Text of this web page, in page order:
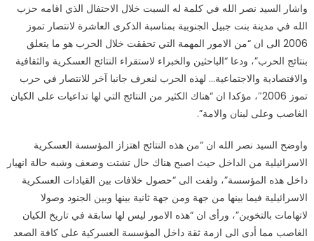
عن
الجدوى
من
بقاء
“اسرائيل”
مغلقة
واشار السيد نصر الله في كلمة له السبت خلال الاحتفال الذي اقامه حزب
الله في مدينة بنت جبيل الجنوبية بمناسبة الذكرى العاشرة لانتصار تموز
2006 الى ان “من الامور المهمة التي تحققت خلال الحرب هو ما يتعلق
بنتائج الحرب”، ودعا “الباحثين والخبراء لاستقراء النتائج العسكرية والثقافية
والاقتصادية والاجتماعية… لهذه الحرب لنعرف جانبا آخر للانتصار في حرب
تموز 2006″، مؤكدا ان “هناك الكثير من النتائج التي لها تداعيات على الكيان
الغاصب وعلى لبنان والامة”.
واوضح السيد نصر الله ان “من هذه النتائج اهتزاز المؤسسة العسكرية
الاسرائيلية من الداخل حيث اصبح هناك حال تشتت وضعف وشبه حالة انهيار
داخل هذه المؤسسة”، ولفت الى “حصول خلافات بين القيادات العسكرية
الاسرائيلية فيما بينها من جهة ومن جهة ثانية بينها وبين الجنود وصولا
لاتهامات بالتخوين”، ورأى ان “هذه الامور ليس لها سابقة في تاريخ الكيان
الغاصب مما أدى الى ازمة ثقة داخل المؤسسة العسركية على كافة الصعد